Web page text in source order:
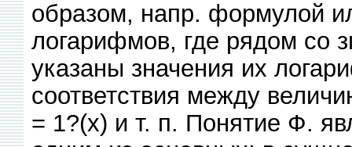
образом, напр. формулой
логарифмов, где рядом со
указаны значения их
соответствия между
= 1?(х) и т. п. Понятие Ф.